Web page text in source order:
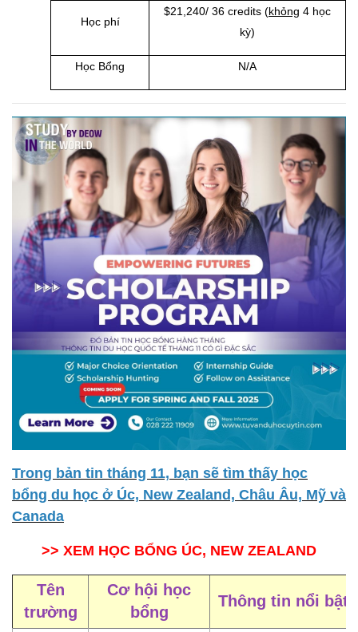
Học phí
$21,240/ 36 credits (khỏng 4 học
kỳ)
Học Bổng N/A
Trong bản tin tháng 11, bạn sẽ tìm thấy học
bổng du học ở Úc, New Zealand, Châu Âu, Mỹ và
Canada
>> XEM HỌC BỔNG ÚC, NEW ZEALAND
Tên
trường
Cơ hội học
bổng
Thông tin nổi bật